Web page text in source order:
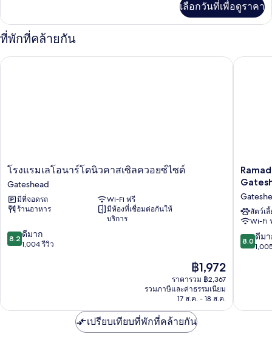
เกี่ยว
กับ
ห้อง
คลับ
ดับเบิล
เลือกวันที่เพื่อดูราคา
ที่พักที่คล้ายกัน
โรงแรม
เลโอ
นาร์
โด
นิว
เซิลค
วอยซ์
โรงแรมเลโอนาร์โดนิวคาสเซิลควอยซ์ไซด์
Gateshead
มีที่จอดรถ
Wi-Fi ฟรี
ร้านอาหาร
มีห้องที่เชื่อมต่อกันให้
บริการ
8.2
จาก
8.2 ดีมาก
1,004 รีวิว
ราคา
ปัจจุบัน
คือ
฿1,972
฿1,972
ราคารวม ฿2,367
รวมภาษีและค่าธรรมเนียม
17 ส.ค. - 18 ส.ค.
โรงแรมเลโอนาร์โดนิวคาสเซิลควอยซ์ไซด์
Ramada
Encore
สัตว์เ
Wi-Fi
8.0
จาก
8.0 ดีม
เปรียบเทียบที่พักที่คล้ายกัน